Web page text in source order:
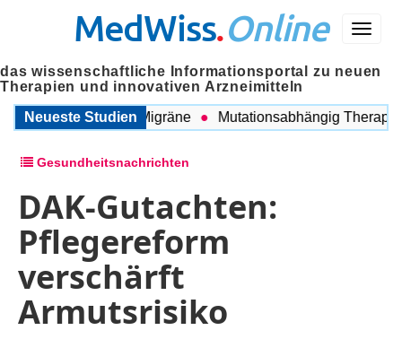
Menü
MedWiss.Online
das wissenschaftliche Informationsportal zu neuen
Therapien und innovativen Arzneimitteln
Neueste Studien
COPD und Migräne Mutationsabhängig Therapie
Gesundheitsnachrichten
DAK-Gutachten:
Pflegereform
verschärft
Armutsrisiko